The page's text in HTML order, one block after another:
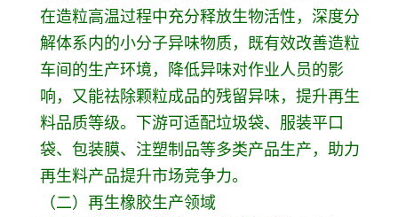
在造粒高温过程中充分释放生物活性，深度分
解体系内的小分子异味物质，既有效改善造粒
车间的生产环境，降低异味对作业人员的影
响，又能祛除颗粒成品的残留异味，提升再生
料品质等级。下游可适配垃圾袋、服装平口
袋、包装膜、注塑制品等多类产品生产，助力
再生料产品提升市场竞争力。
（二）再生橡胶生产领域